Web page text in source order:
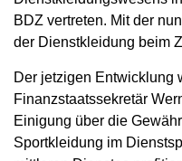
BDZ vertreten. Mit der
der Dienstkleidung beim
Der jetzigen Entwicklung
Finanzstaatssekretär
Einigung über die
Sportkleidung im